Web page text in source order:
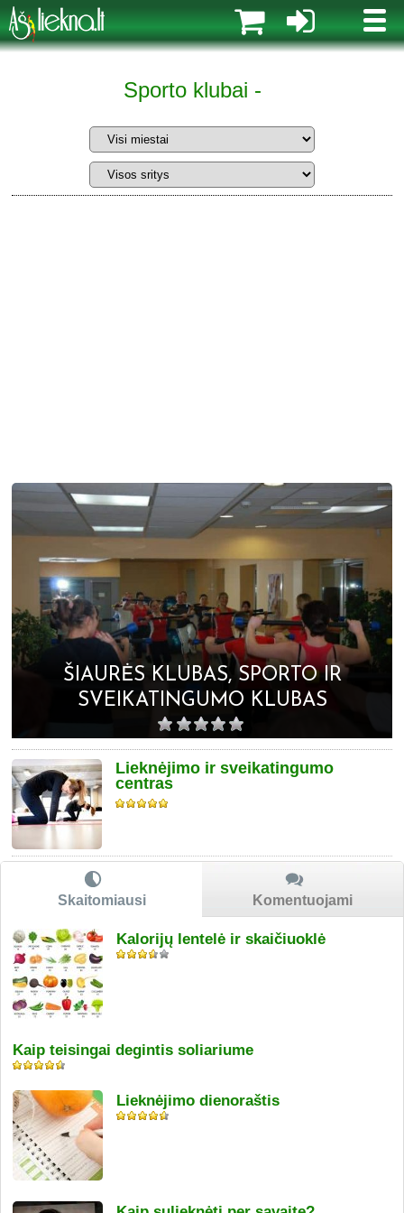
MENIU
Sporto klubai -
ŠIAURĖS KLUBAS, SPORTO IR
SVEIKATINGUMO KLUBAS
Lieknėjimo ir sveikatingumo
centras
Skaitomiausi Komentuojami
Kalorijų lentelė ir skaičiuoklė
Kaip teisingai degintis soliariume
Lieknėjimo dienoraštis